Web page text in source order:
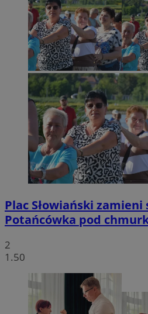
Plac Słowiański
Potańcówka pod
2
1.50